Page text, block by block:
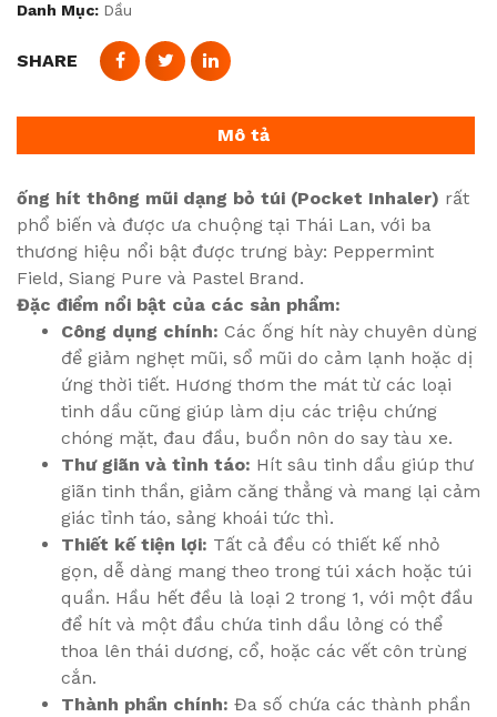
Danh Mục: Dầu
SHARE
Mô tả
ống hít thông mũi dạng bỏ túi (Pocket Inhaler) rất
phổ biến và được ưa chuộng tại Thái Lan, với ba
thương hiệu nổi bật được trưng bày: Peppermint
Field, Siang Pure và Pastel Brand.
Đặc điểm nổi bật của các sản phẩm:
Công dụng chính: Các ống hít này chuyên dùng
để giảm nghẹt mũi, sổ mũi do cảm lạnh hoặc dị
ứng thời tiết. Hương thơm the mát từ các loại
tinh dầu cũng giúp làm dịu các triệu chứng
chóng mặt, đau đầu, buồn nôn do say tàu xe.
Thư giãn và tỉnh táo: Hít sâu tinh dầu giúp thư
giãn tinh thần, giảm căng thẳng và mang lại cảm
giác tỉnh táo, sảng khoái tức thì.
Thiết kế tiện lợi: Tất cả đều có thiết kế nhỏ
gọn, dễ dàng mang theo trong túi xách hoặc túi
quần. Hầu hết đều là loại 2 trong 1, với một đầu
để hít và một đầu chứa tinh dầu lỏng có thể
thoa lên thái dương, cổ, hoặc các vết côn trùng
cắn.
Thành phần chính: Đa số chứa các thành phần